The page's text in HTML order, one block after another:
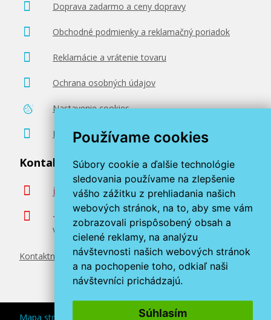
Používame cookies
Súbory cookie a ďalšie technológie
sledovania používame na zlepšenie
vášho zážitku z prehliadania našich
webových stránok, na to, aby sme vám
zobrazovali prispôsobený obsah a
cielené reklamy, na analýzu
návštevnosti našich webových stránok
a na pochopenie toho, odkiaľ naši
návštevníci prichádzajú.
Súhlasím
Doprava zadarmo a ceny dopravy
Obchodné podmienky a reklamačný poriadok
Reklamácie a vrátenie tovaru
Ochrana osobných údajov
Nastavenie cookies
Poradenstvo zadarmo
Kontaktujte nás
info@miroluk.sk
+420 377 222 313
Volajte v pracovné dni od 8. do 17. hod.
Kontaktné údaje
Mapa stránok